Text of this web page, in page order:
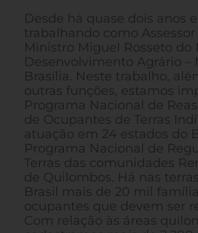
Desde há quase dois anos
trabalhando como
Ministro Miguel Rosseto do
Desenvolvimento Agrário –
Brasília. Neste trabalho,
outras funções, estamos
Programa Nacional de
de Ocupantes de Terras
atuação em 24 estados do
Programa Nacional de
Terras das comunidades
de Quilombos. Há nas
Brasil mais de 20 mil
ocupantes que devem ser
Com relação às áreas